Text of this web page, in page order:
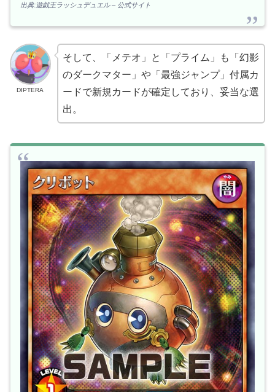
出典:遊戯王ラッシュデュエル – 公式サイト
DIPTERA
そして、「メテオ」と「プライム」も「幻影
のダークマター」や「最強ジャンプ」付属カ
ードで新規カードが確定しており、妥当な選
出。